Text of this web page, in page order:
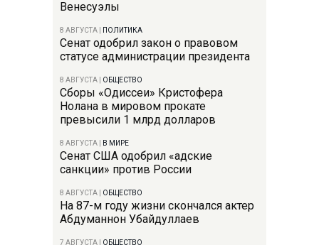
Венесуэлы
8 АВГУСТА ПОЛИТИКА
Сенат одобрил закон о правовом
статусе администрации президента
8 АВГУСТА ОБЩЕСТВО
Сборы «Одиссеи» Кристофера
Нолана в мировом прокате
превысили 1 млрд долларов
8 АВГУСТА В МИРЕ
Сенат США одобрил «адские
санкции» против России
8 АВГУСТА ОБЩЕСТВО
На 87-м году жизни скончался актер
Абдуманнон Убайдуллаев
7 АВГУСТА ОБЩЕСТВО